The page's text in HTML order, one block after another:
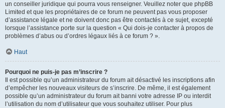
un conseiller juridique qui pourra vous renseigner. Veuillez noter que phpBB
Limited et que les propriétaires de ce forum ne peuvent pas vous proposer
d’assistance légale et ne doivent donc pas être contactés à ce sujet, excepté
lorsque l’assistance porte sur la question « Qui dois-je contacter à propos de
problèmes d’abus ou d’ordres légaux liés à ce forum ? ».
Haut
Pourquoi ne puis-je pas m’inscrire ?
Il est possible qu’un administrateur du forum ait désactivé les inscriptions afin
d’empêcher les nouveaux visiteurs de s’inscrire. De même, il est également
possible qu’un administrateur du forum ait banni votre adresse IP ou interdit
l’utilisation du nom d’utilisateur que vous souhaitez utiliser. Pour plus